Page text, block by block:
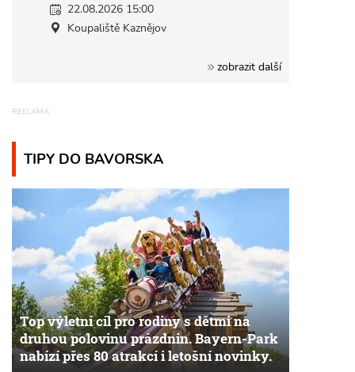
22.08.2026 15:00
Koupaliště Kaznějov
zobrazit další
TIPY DO BAVORSKA
Top výletní cíl pro rodiny s dětmi na
druhou polovinu prázdnin. Bayern-Park
nabízí přes 80 atrakcí i letošní novinky.